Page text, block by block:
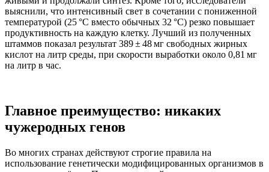
выяснили, что интенсивный свет в сочетании с пониженной
температурой (25 °C вместо обычных 32 °C) резко повышает
продуктивность на каждую клетку. Лучший из полученных
штаммов показал результат 389 ± 48 мг свободных жирных
кислот на литр среды, при скорости выработки около 0,81 мг
на литр в час.
Главное преимущество: никаких
чужеродных генов
Во многих странах действуют строгие правила на
использование генетически модифицированных организмов в